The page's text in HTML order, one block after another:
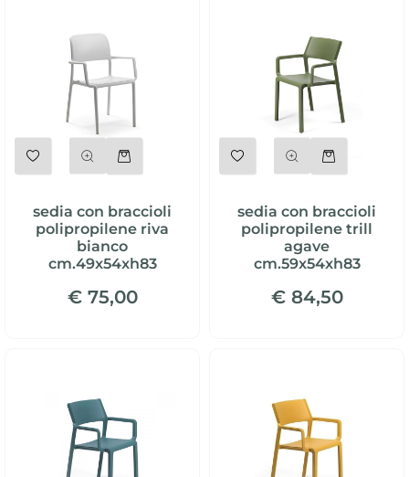
sedia con braccioli
polipropilene riva
bianco
cm.49x54xh83
€ 75,00
sedia con braccioli
polipropilene trill
agave
cm.59x54xh83
€ 84,50